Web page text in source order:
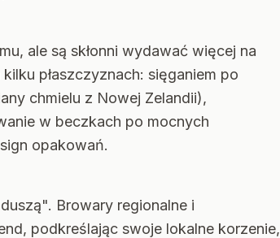
ale są skłonni wydawać więcej na
płaszczyznach: sięganiem po
chmielu z Nowej Zelandii),
w beczkach po mocnych
opakowań.
Browary regionalne i
podkreślając swoje lokalne korzenie,